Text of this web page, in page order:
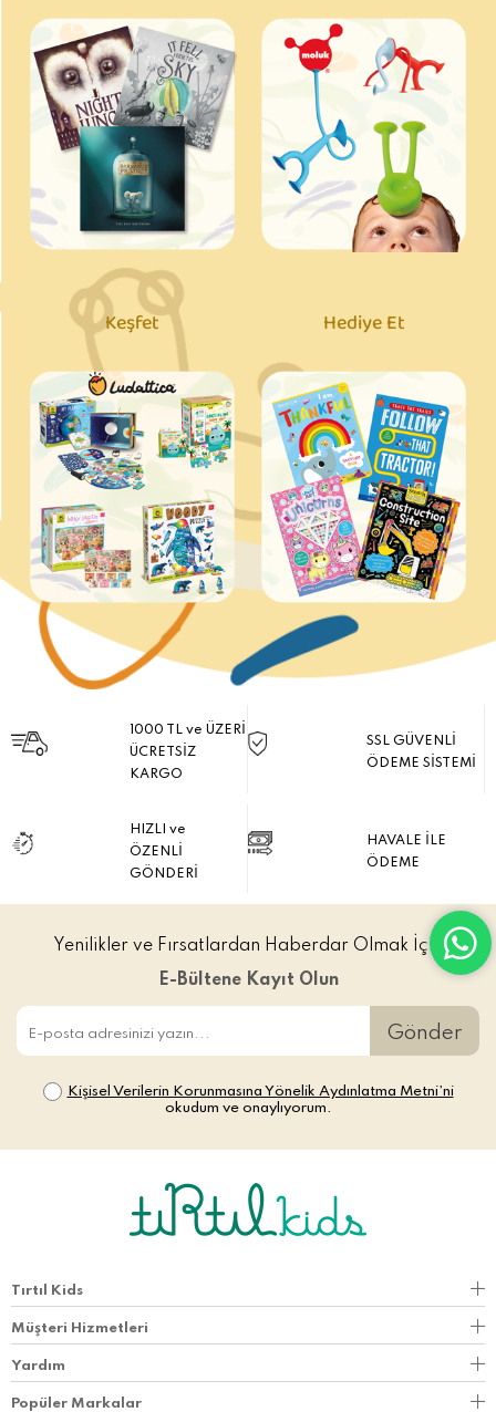
Keşfet Hediye Et
1000 TL ve ÜZERİ
ÜCRETSİZ
KARGO
SSL GÜVENLİ
ÖDEME SİSTEMİ
HIZLI ve
ÖZENLİ
GÖNDERİ
HAVALE İLE
ÖDEME
Yenilikler ve Fırsatlardan Haberdar Olmak İçin
E-Bültene Kayıt Olun
Gönder
Kişisel Verilerin Korunmasına Yönelik Aydınlatma Metni’ni
okudum ve onaylıyorum.
Tırtıl Kids
Müşteri Hizmetleri
Yardım
Popüler Markalar